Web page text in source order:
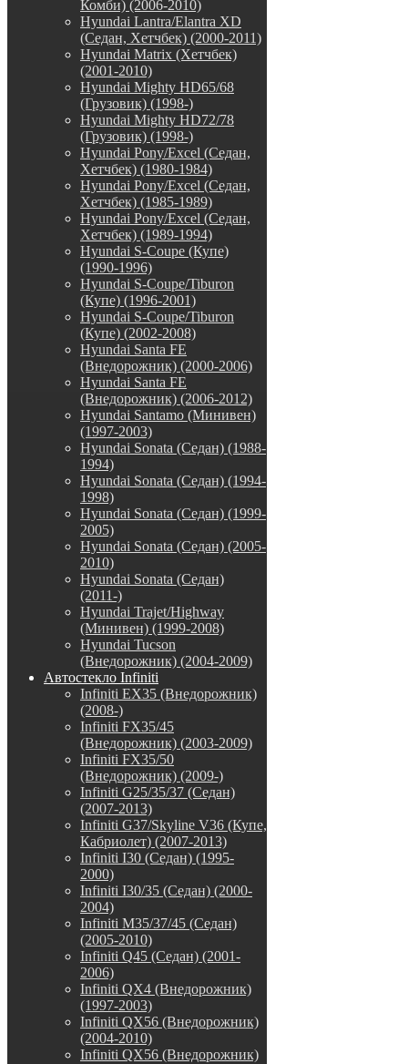
Комби) (2006-2010)
Hyundai Lantra/Elantra XD
(Седан, Хетчбек) (2000-2011)
Hyundai Matrix (Хетчбек)
(2001-2010)
Hyundai Mighty HD65/68
(Грузовик) (1998-)
Hyundai Mighty HD72/78
(Грузовик) (1998-)
Hyundai Pony/Excel (Седан,
Хетчбек) (1980-1984)
Hyundai Pony/Excel (Седан,
Хетчбек) (1985-1989)
Hyundai Pony/Excel (Седан,
Хетчбек) (1989-1994)
Hyundai S-Coupe (Купе)
(1990-1996)
Hyundai S-Coupe/Tiburon
(Купе) (1996-2001)
Hyundai S-Coupe/Tiburon
(Купе) (2002-2008)
Hyundai Santa FE
(Внедорожник) (2000-2006)
Hyundai Santa FE
(Внедорожник) (2006-2012)
Hyundai Santamo (Минивен)
(1997-2003)
Hyundai Sonata (Седан) (1988-
1994)
Hyundai Sonata (Седан) (1994-
1998)
Hyundai Sonata (Седан) (1999-
2005)
Hyundai Sonata (Седан) (2005-
2010)
Hyundai Sonata (Седан)
(2011-)
Hyundai Trajet/Highway
(Минивен) (1999-2008)
Hyundai Tucson
(Внедорожник) (2004-2009)
Автостекло Infiniti
Infiniti EX35 (Внедорожник)
(2008-)
Infiniti FX35/45
(Внедорожник) (2003-2009)
Infiniti FX35/50
(Внедорожник) (2009-)
Infiniti G25/35/37 (Седан)
(2007-2013)
Infiniti G37/Skyline V36 (Купе,
Кабриолет) (2007-2013)
Infiniti I30 (Седан) (1995-
2000)
Infiniti I30/35 (Седан) (2000-
2004)
Infiniti M35/37/45 (Седан)
(2005-2010)
Infiniti Q45 (Седан) (2001-
2006)
Infiniti QX4 (Внедорожник)
(1997-2003)
Infiniti QX56 (Внедорожник)
(2004-2010)
Infiniti QX56 (Внедорожник)